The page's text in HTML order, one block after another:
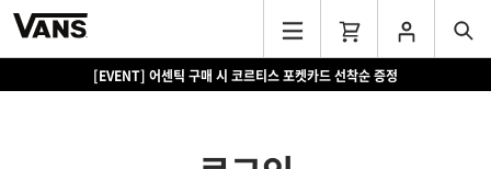
[EVENT] 어센틱 구매 시 코르티스 포켓카드 선착순 증정